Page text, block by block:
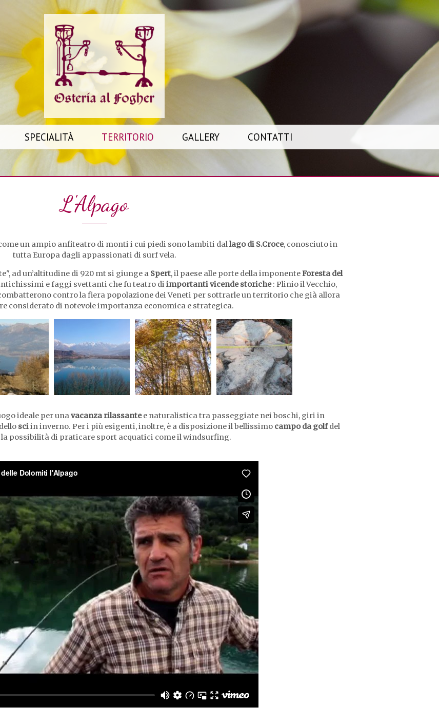
SPECIALITÀ TERRITORIO GALLERY CONTATTI
L'Alpago
un ampio anfiteatro di monti i cui piedi sono lambiti dallago di S.Croce, conosciuto in
tutta Europa dagli appassionati di surf vela.
ad un’altitudine di 920 mt si giunge a Spert, il paese alle porte della imponenteForesta del
e faggi svettanti che fu teatro di importanti vicende storiche: Plinio il Vecchio,
contro la fiera popolazione dei Veneti per sottrarle un territorio che già allora
considerato di notevole importanza economica e strategica.
ideale per unavacanza rilassantee naturalistica tra passeggiate nei boschi, giri in
sciin inverno. Per i più esigenti, inoltre, è a disposizione il bellissimocampo da golfdel
la possibilità di praticare sport acquatici come il windsurfing.